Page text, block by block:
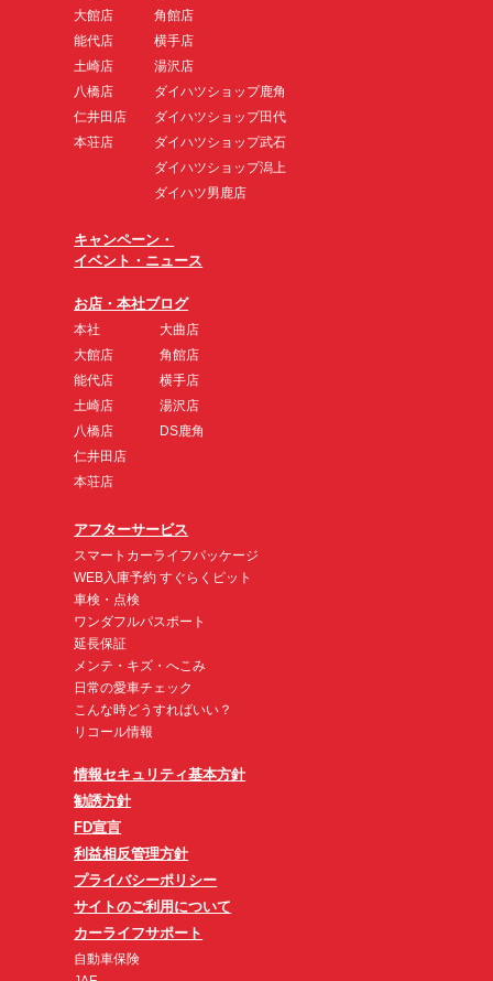
大館店
能代店
土崎店
八橋店
仁井田店
本荘店
角館店
横手店
湯沢店
ダイハツショップ鹿角
ダイハツショップ田代
ダイハツショップ武石
ダイハツショップ潟上
ダイハツ男鹿店
キャンペーン・
イベント・ニュース
お店・本社ブログ
本社
大館店
能代店
土崎店
八橋店
仁井田店
本荘店
大曲店
角館店
横手店
湯沢店
DS鹿角
アフターサービス
スマートカーライフパッケージ
WEB入庫予約 すぐらくピット
車検・点検
ワンダフルパスポート
延長保証
メンテ・キズ・へこみ
日常の愛車チェック
こんな時どうすればいい？
リコール情報
情報セキュリティ基本方針
勧誘方針
FD宣言
利益相反管理方針
プライバシーポリシー
サイトのご利用について
カーライフサポート
自動車保険